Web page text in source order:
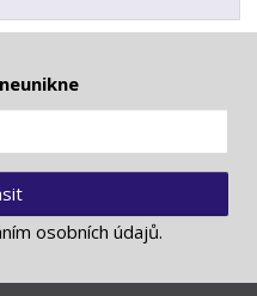
osobních údajů.